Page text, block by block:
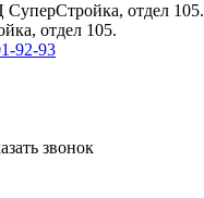
отдел 105.
отдел 105.
92-93
звонок